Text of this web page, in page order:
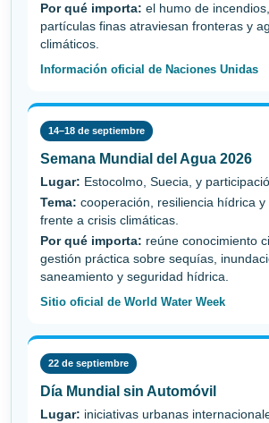
Por qué importa: el humo de
partículas finas atraviesan fronteras y
climáticos.
Información oficial de Naciones Unidas
14–18 de septiembre
Semana Mundial del Agua 2026
Lugar: Estocolmo, Suecia, y
Tema: cooperación, resiliencia hídrica y
frente a crisis climáticas.
Por qué importa: reúne conocimiento
gestión práctica sobre sequías,
saneamiento y seguridad hídrica.
Sitio oficial de World Water Week
22 de septiembre
Día Mundial sin Automóvil
Lugar: iniciativas urbanas